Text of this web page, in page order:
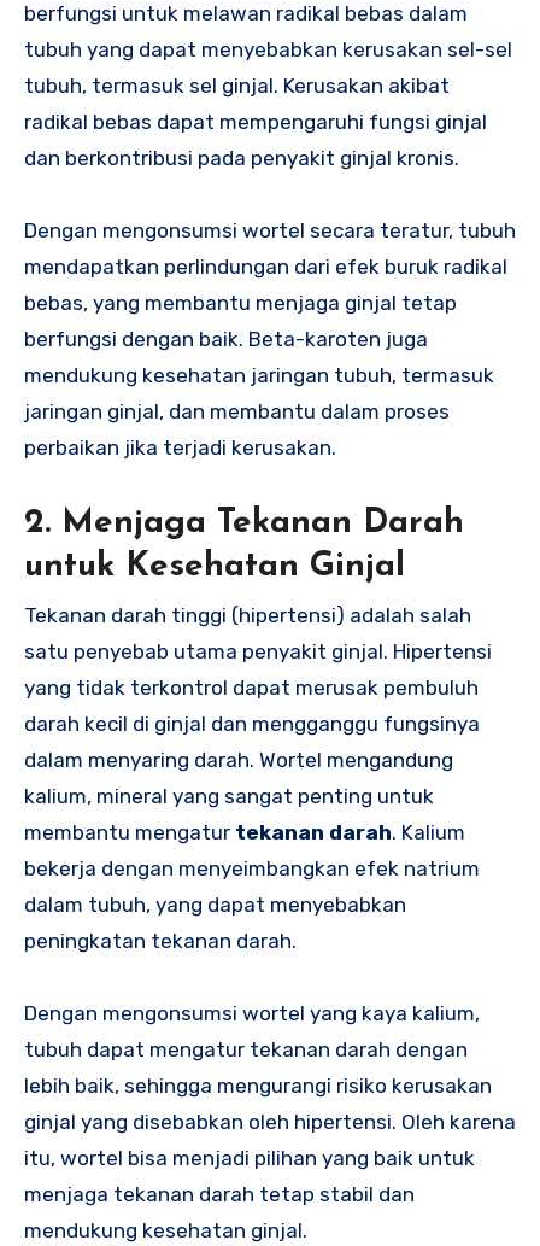
berfungsi untuk melawan radikal bebas dalam
tubuh yang dapat menyebabkan kerusakan sel-sel
tubuh, termasuk sel ginjal. Kerusakan akibat
radikal bebas dapat mempengaruhi fungsi ginjal
dan berkontribusi pada penyakit ginjal kronis.
Dengan mengonsumsi wortel secara teratur, tubuh
mendapatkan perlindungan dari efek buruk radikal
bebas, yang membantu menjaga ginjal tetap
berfungsi dengan baik. Beta-karoten juga
mendukung kesehatan jaringan tubuh, termasuk
jaringan ginjal, dan membantu dalam proses
perbaikan jika terjadi kerusakan.
2. Menjaga Tekanan Darah
untuk Kesehatan Ginjal
Tekanan darah tinggi (hipertensi) adalah salah
satu penyebab utama penyakit ginjal. Hipertensi
yang tidak terkontrol dapat merusak pembuluh
darah kecil di ginjal dan mengganggu fungsinya
dalam menyaring darah. Wortel mengandung
kalium, mineral yang sangat penting untuk
membantu mengatur tekanan darah. Kalium
bekerja dengan menyeimbangkan efek natrium
dalam tubuh, yang dapat menyebabkan
peningkatan tekanan darah.
Dengan mengonsumsi wortel yang kaya kalium,
tubuh dapat mengatur tekanan darah dengan
lebih baik, sehingga mengurangi risiko kerusakan
ginjal yang disebabkan oleh hipertensi. Oleh karena
itu, wortel bisa menjadi pilihan yang baik untuk
menjaga tekanan darah tetap stabil dan
mendukung kesehatan ginjal.